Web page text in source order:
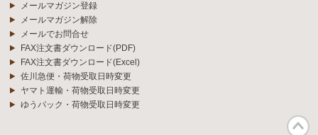
メールマガジン登録
メールマガジン解除
メールでお問合せ
FAX注文書ダウンロード(PDF)
FAX注文書ダウンロード(Excel)
佐川急便・荷物受取日時変更
ヤマト運輸・荷物受取日時変更
ゆうパック・荷物受取日時変更